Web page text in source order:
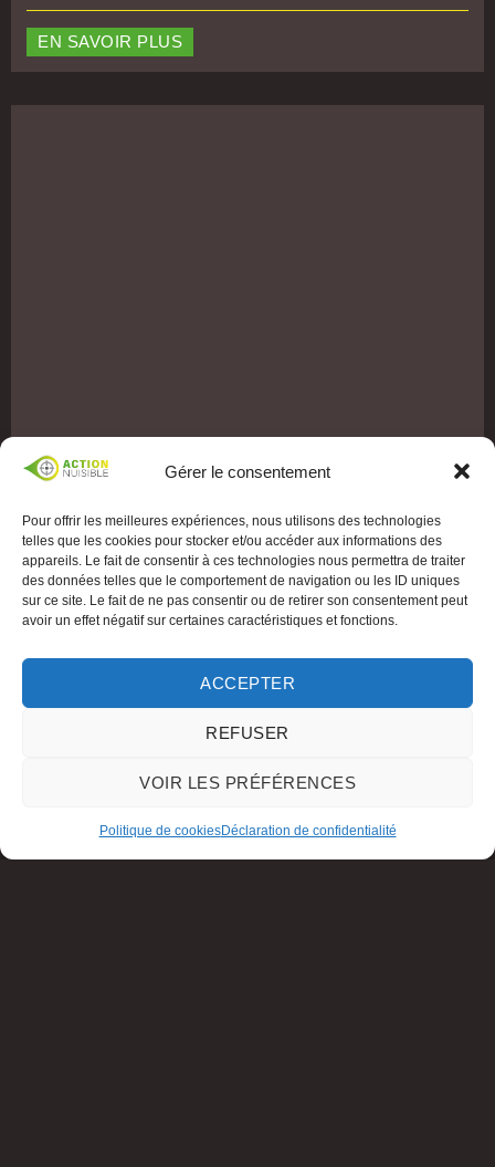
Gérer le consentement
Pour offrir les meilleures expériences, nous utilisons des technologies
telles que les cookies pour stocker et/ou accéder aux informations des
appareils. Le fait de consentir à ces technologies nous permettra de traiter
des données telles que le comportement de navigation ou les ID uniques
sur ce site. Le fait de ne pas consentir ou de retirer son consentement peut
avoir un effet négatif sur certaines caractéristiques et fonctions.
ACCEPTER
REFUSER
VOIR LES PRÉFÉRENCES
Politique de cookiesDéclaration de confidentialité
EN SAVOIR PLUS